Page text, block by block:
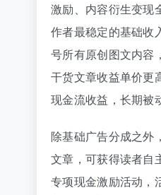
激励、内容衍生变现
作者最稳定的基础收
号所有原创图文内容
干货文章收益单价更
现金流收益，长期被
除基础广告分成之外
文章，可获得读者自
专项现金激励活动，